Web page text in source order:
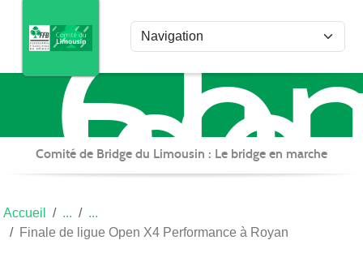
de
du
Comité de Bridge du Limousin : Le bridge en marche
Accueil
Finale de ligue Open X4 Performance à Royan